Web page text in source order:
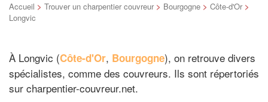
Accueil > Trouver un charpentier couvreur > Bourgogne > Côte-d'Or >
Longvic
À Longvic (Côte-d'Or, Bourgogne), on retrouve divers
spécialistes, comme des couvreurs. Ils sont répertoriés
sur charpentier-couvreur.net.